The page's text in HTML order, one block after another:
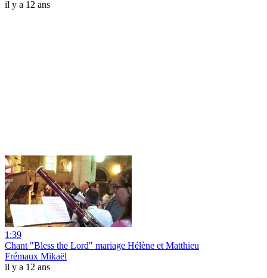
il y a 12 ans
1:39
Chant "Bless the Lord" mariage Hélène et Matthieu
Frémaux Mikaël
il y a 12 ans